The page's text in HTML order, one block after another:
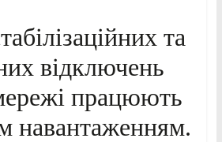
та
відключень
працюють
навантаженням.